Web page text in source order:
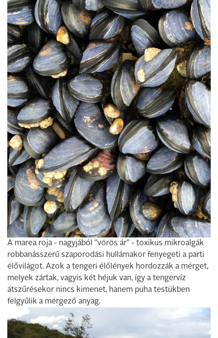
A marea roja - nagyjából "vörös ár" - toxikus mikroalgák
robbanásszerű szaporodási hullámakor fenyegeti a parti
élővilágot. Azok a tengeri élőlények hordozzák a mérget,
melyek zártak, vagyis két héjuk van, így a tengervíz
átszűrésekor nincs kimenet, hanem puha testükben
felgyűlik a mérgező anyag.